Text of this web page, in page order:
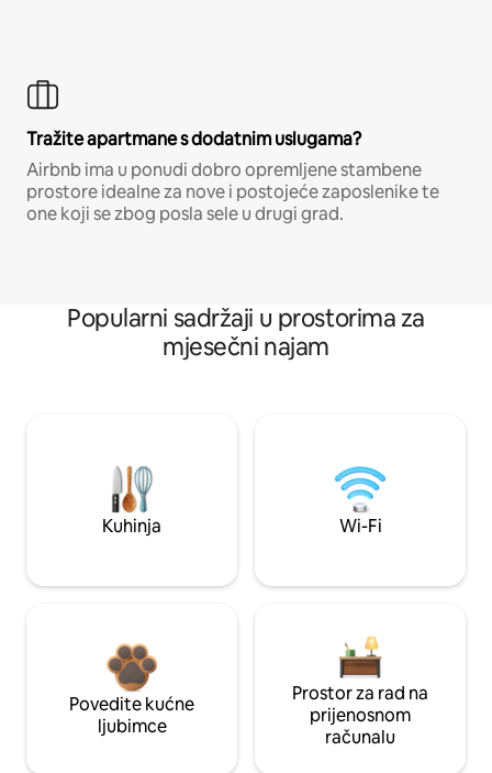
Tražite apartmane s dodatnim uslugama?
Airbnb ima u ponudi dobro opremljene stambene
prostore idealne za nove i postojeće zaposlenike te
one koji se zbog posla sele u drugi grad.
Popularni sadržaji u prostorima za
mjesečni najam
Kuhinja Wi-Fi
Povedite kućne
ljubimce
Prostor za rad na
prijenosnom
računalu